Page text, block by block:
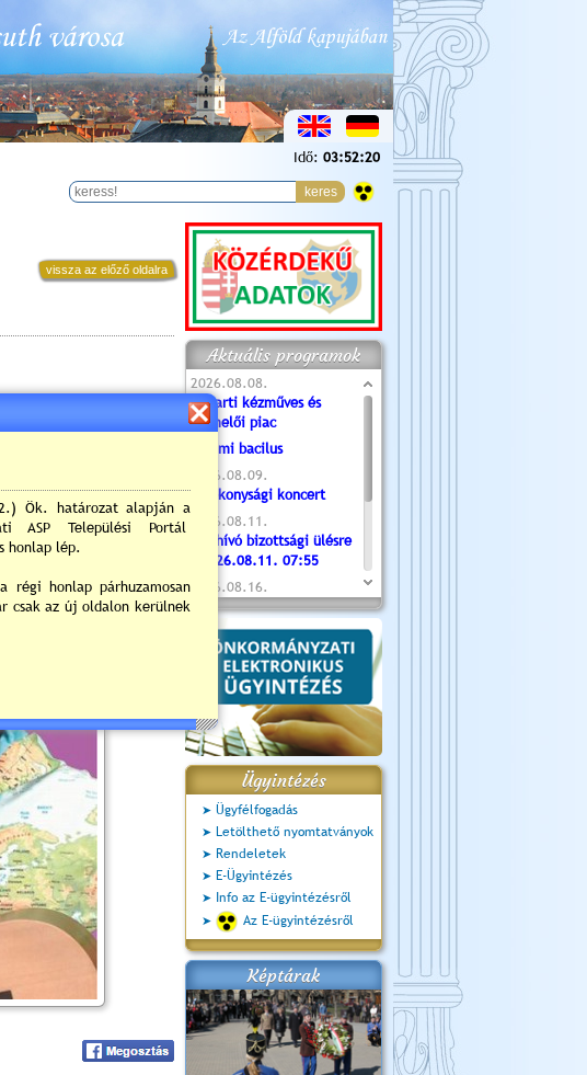
Idő: 03:52:21
vissza az előző oldalra
Aktuális programok
2026.08.08.
Tóparti kézműves és
termelői piac
Valami bacilus
2026.08.09.
Jótékonysági koncert
2026.08.11.
Meghívó bizottsági ülésre
- 2026.08.11. 07:55
2026.08.16.
Újvárosi Közlekedési és
Sportnap
2026.08.19.
Ceglédi fotóklub kiállítás
2026.08.20.
Szent István Ünnepe
Ügyintézés
Ügyfélfogadás
Letölthető nyomtatványok
Rendeletek
E-Ügyintézés
Info az E-ügyintézésről
Az E-ügyintézésről
Képtárak